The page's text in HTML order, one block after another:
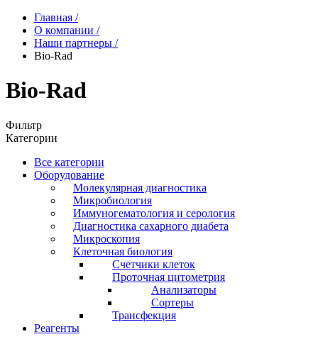
Главная /
О компании /
Наши партнеры /
Bio-Rad
Bio-Rad
Фильтр
Категории
Все категории
Оборудование
Молекулярная диагностика
Микробиология
Иммуногематология и серология
Диагностика сахарного диабета
Микроскопия
Клеточная биология
Счетчики клеток
Проточная цитометрия
Анализаторы
Сортеры
Трансфекция
Реагенты